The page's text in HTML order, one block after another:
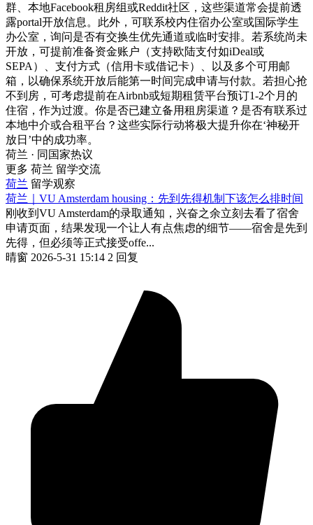
群、本地Facebook租房组或Reddit社区，这些渠道常会提前透
露portal开放信息。此外，可联系校内住宿办公室或国际学生
办公室，询问是否有交换生优先通道或临时安排。若系统尚未
开放，可提前准备资金账户（支持欧陆支付如iDeal或
SEPA）、支付方式（信用卡或借记卡）、以及多个可用邮
箱，以确保系统开放后能第一时间完成申请与付款。若担心抢
不到房，可考虑提前在Airbnb或短期租赁平台预订1-2个月的
住宿，作为过渡。你是否已建立备用租房渠道？是否有联系过
本地中介或合租平台？这些实际行动将极大提升你在‘神秘开
放日’中的成功率。
荷兰 · 同国家热议
更多 荷兰 留学交流
荷兰 留学观察
荷兰｜VU Amsterdam housing：先到先得机制下该怎么排时间
刚收到VU Amsterdam的录取通知，兴奋之余立刻去看了宿舍
申请页面，结果发现一个让人有点焦虑的细节——宿舍是先到
先得，但必须等正式接受offe...
晴窗 2026-5-31 15:14 2 回复